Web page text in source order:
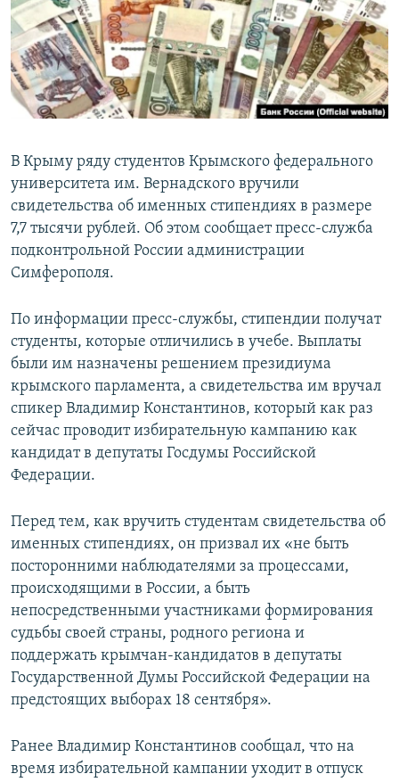
ПОБЕДИТЕЛЕЙ НЕ СУДЯТ?
КРЫМ.НЕПОКОРЕННЫЙ
ELIFBE
УКРАИНСКАЯ ПРОБЛЕМА КРЫМА
ПРИСОЕДИНЯЙТЕСЬ!
В Крыму ряду студентов Крымского федерального
университета им. Вернадского вручили
свидетельства об именных стипендиях в размере
7,7 тысячи рублей. Об этом сообщает пресс-служба
подконтрольной России администрации
Симферополя.
По информации пресс-службы, стипендии получат
студенты, которые отличились в учебе. Выплаты
были им назначены решением президиума
крымского парламента, а свидетельства им вручал
спикер Владимир Константинов, который как раз
сейчас проводит избирательную кампанию как
кандидат в депутаты Госдумы Российской
Федерации.
Перед тем, как вручить студентам свидетельства об
именных стипендиях, он призвал их «не быть
посторонними наблюдателями за процессами,
происходящими в России, а быть
непосредственными участниками формирования
судьбы своей страны, родного региона и
поддержать крымчан-кандидатов в депутаты
Государственной Думы Российской Федерации на
предстоящих выборах 18 сентября».
Ранее Владимир Константинов сообщал, что на
время избирательной кампании уходит в отпуск